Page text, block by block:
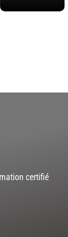
certifié